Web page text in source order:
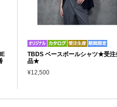
TBDS ベースボールシャツ★受注
品★
¥12,500